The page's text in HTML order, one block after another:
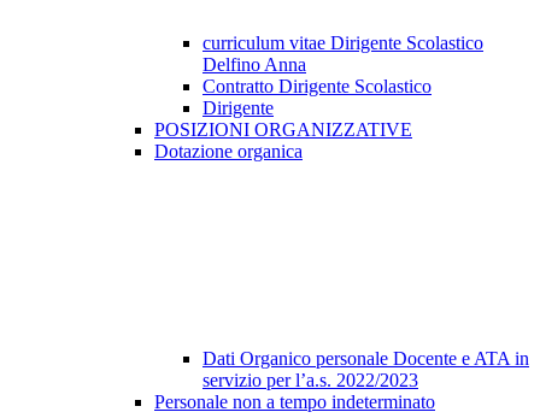
curriculum vitae Dirigente Scolastico
Delfino Anna
Contratto Dirigente Scolastico
Dirigente
POSIZIONI ORGANIZZATIVE
Dotazione organica
Dati Organico personale Docente e ATA in
servizio per l’a.s. 2022/2023
Personale non a tempo indeterminato